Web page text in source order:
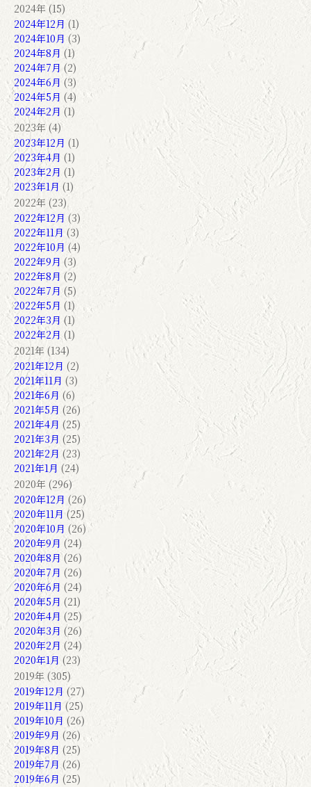
2024年 (15)
2024年12月 (1)
2024年10月 (3)
2024年8月 (1)
2024年7月 (2)
2024年6月 (3)
2024年5月 (4)
2024年2月 (1)
2023年 (4)
2023年12月 (1)
2023年4月 (1)
2023年2月 (1)
2023年1月 (1)
2022年 (23)
2022年12月 (3)
2022年11月 (3)
2022年10月 (4)
2022年9月 (3)
2022年8月 (2)
2022年7月 (5)
2022年5月 (1)
2022年3月 (1)
2022年2月 (1)
2021年 (134)
2021年12月 (2)
2021年11月 (3)
2021年6月 (6)
2021年5月 (26)
2021年4月 (25)
2021年3月 (25)
2021年2月 (23)
2021年1月 (24)
2020年 (296)
2020年12月 (26)
2020年11月 (25)
2020年10月 (26)
2020年9月 (24)
2020年8月(26)
2020年7月 (26)
2020年6月 (24)
2020年5月 (21)
2020年4月 (25)
2020年3月 (26)
2020年2月 (24)
2020年1月 (23)
2019年 (305)
2019年12月 (27)
2019年11月 (25)
2019年10月 (26)
2019年9月 (26)
2019年8月 (25)
2019年7月 (26)
2019年6月 (25)